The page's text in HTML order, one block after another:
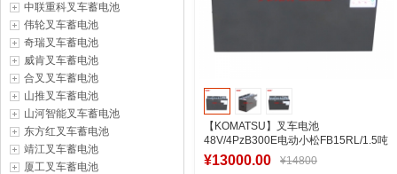
中联重科叉车蓄电池
伟轮叉车蓄电池
奇瑞叉车蓄电池
威肯叉车蓄电池
合叉叉车蓄电池
山推叉车蓄电池
山河智能叉车蓄电池
东方红叉车蓄电池
靖江叉车蓄电池
厦工叉车蓄电池
【KOMATSU】叉车电池
48V/4PzB300E电动小松FB15RL/1.5吨
前移式车电瓶
¥13000.00 ¥14800